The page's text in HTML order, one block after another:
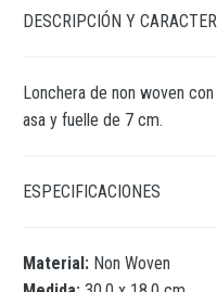
DESCRIPCIÓN Y
Lonchera de non woven
asa y fuelle de 7 cm.
ESPECIFICACIONES
Material: Non Woven